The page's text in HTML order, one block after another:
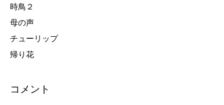
時鳥２
母の声
チューリップ
帰り花
コメント